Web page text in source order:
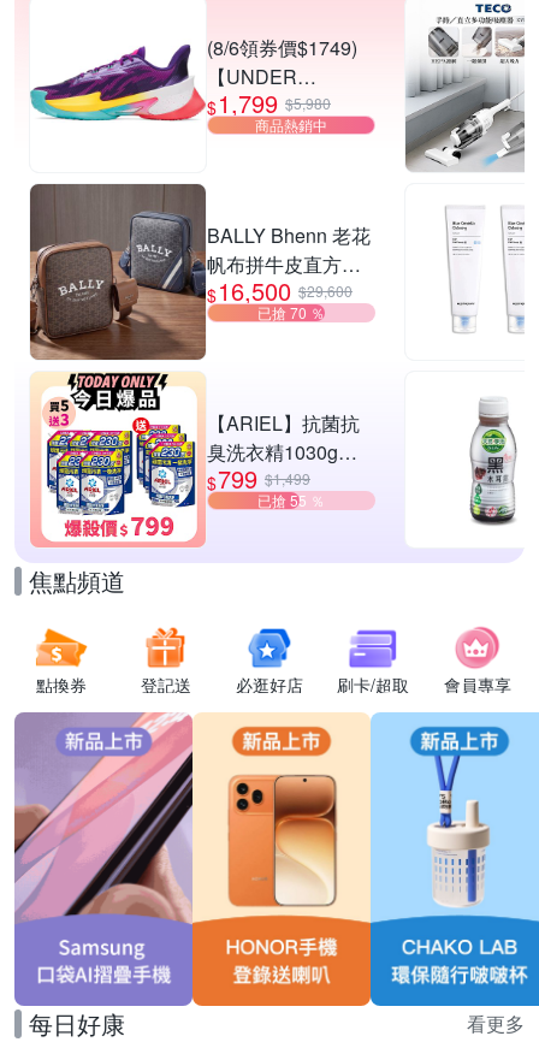
(8/6領券價$1749)
【UNDER
ARMOUR】UA
CURRY SERIES 7
$1,799 $5,980
商品熱銷中
BALLY Bhenn 老花
帆布拼牛皮直方肩
斜背郵差包-2款可
選
$16,500 $29,600
已搶 70 ％
【ARIEL】抗菌抗
臭洗衣精1030g補
充包 X8 (抗菌去漬/
室內晾曬) 兩款任選
$799 $1,499
已搶 55 ％
焦點頻道
點換券 登記送 必逛好店 刷卡/超取 會員專享
每日好康 看更多